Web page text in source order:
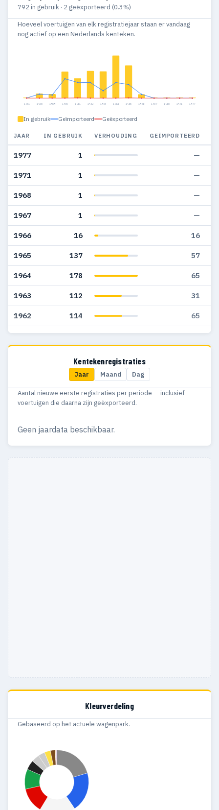
792 in gebruik · 2 geëxporteerd (0.3%)
Hoeveel voertuigen van elk registratiejaar staan er vandaag
nog actief op een Nederlands kenteken.
1951 1958 1959 1960 1961 1962 1963 1964 1965 1966 1967 1968 1971 1977
In gebruik Geïmporteerd Geëxporteerd
JAAR IN GEBRUIK VERHOUDING GEÏMPORTEERD
1977 1 —
1971 1 —
1968 1 —
1967 1 —
1966 16 16
1965 137 57
1964 178 65
1963 112 31
1962 114 65
1961 83 66
17
1958 19
Kentekenregistraties
Jaar Maand Dag
Aantal nieuwe eerste registraties per periode — inclusief
voertuigen die daarna zijn geëxporteerd.
Geen jaardata beschikbaar.
Kleurverdeling
Gebaseerd op het actuele wagenpark.